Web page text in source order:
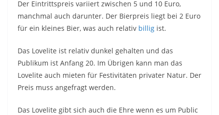
Der Eintrittspreis variiert zwischen 5 und 10 Euro,
manchmal auch darunter. Der Bierpreis liegt bei 2 Euro
für ein kleines Bier, was auch relativ billig ist.
Das Lovelite ist relativ dunkel gehalten und das
Publikum ist Anfang 20. Im Übrigen kann man das
Lovelite auch mieten für Festivitäten privater Natur. Der
Preis muss angefragt werden.
Das Lovelite gibt sich auch die Ehre wenn es um Public